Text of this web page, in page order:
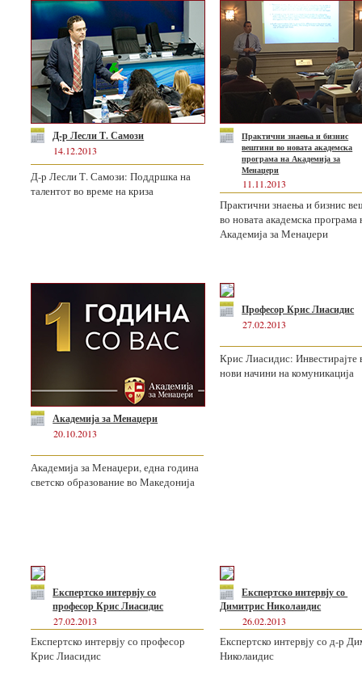
Д-р Лесли Т. Самози
14.12.2013
Д-р Лесли Т. Самози: Поддршка на
талентот во време на криза
Практични знаења и бизнис
вештини во новата академска
програма на Академија за
Менаџери
11.11.2013
Практични знаења и бизнис
во новата академска програма
Академија за Менаџери
Академија за Менаџери
20.10.2013
Академија за Менаџери, една година
светско образование во Македонија
Професор Крис Лиасидис
27.02.2013
Крис Лиасидис: Инвестирајте
нови начини на комуникација
Експертско интервју со
профeсор Крис Лиасидис
27.02.2013
Експертско интервју со профeсор
Крис Лиасидис
Експертско интервју со
Димитрис Николаидис
26.02.2013
Експертско интервју со д-р
Николаидис